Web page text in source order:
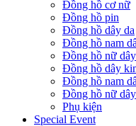
Đồng hồ cơ nữ
Đồng hồ pin
Đồng hồ dây da
Đồng hồ nam
Đồng hồ nữ
Đồng hồ dây
Đồng hồ nam
Đồng hồ nữ
Phụ kiện
Special Event